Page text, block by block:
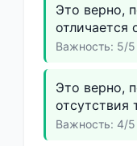
Это верно,
отличается
Важность: 5/5
Это верно,
отсутствия
Важность: 4/5